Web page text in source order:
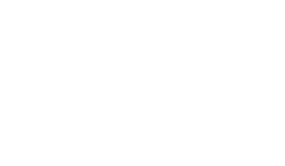
es necesario preparar los Jiffys adecuadamente.
en agua. Es importante asegurarse de que estén
Este proceso suele llevar entre 10 y 15 minutos.
los Jiffys
óptimo, debemos proceder a sembrar las semillas
centro del Jiffy. A continuación, colocaremos la semilla
cubriendo el agujero con la misma turba del Jiffy,